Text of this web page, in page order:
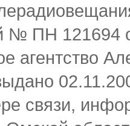
№ ПН 121694
агентство
связи,